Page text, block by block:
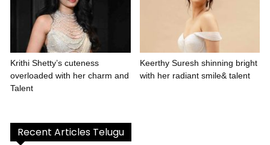
Krithi Shetty’s cuteness
overloaded with her charm and
Talent
Keerthy Suresh shinning bright
with her radiant smile& talent
Recent Articles Telugu